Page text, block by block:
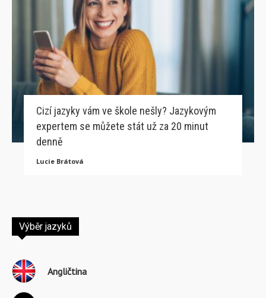
Cizí jazyky vám ve škole nešly? Jazykovým
expertem se můžete stát už za 20 minut
denně
Lucie Brátová
Výběr jazyků
Angličtina